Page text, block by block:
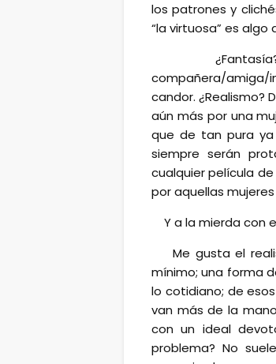
los patrones y
“la virtuosa” es
compañera/
candor. ¿Realismo?
aún más por una
que de tan pura ya
siempre serán
cualquier película
por aquellas
Y a la mierda con
Me gusta el
mínimo; una forma
lo cotidiano; de
van más de la
con un ideal
problema? No